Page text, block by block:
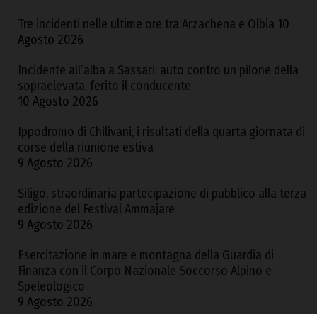
Tre incidenti nelle ultime ore tra Arzachena e Olbia 10
Agosto 2026
Incidente all’alba a Sassari: auto contro un pilone della
sopraelevata, ferito il conducente
10 Agosto 2026
Ippodromo di Chilivani, i risultati della quarta giornata di
corse della riunione estiva
9 Agosto 2026
Siligo, straordinaria partecipazione di pubblico alla terza
edizione del Festival Ammajare
9 Agosto 2026
Esercitazione in mare e montagna della Guardia di
Finanza con il Corpo Nazionale Soccorso Alpino e
Speleologico
9 Agosto 2026